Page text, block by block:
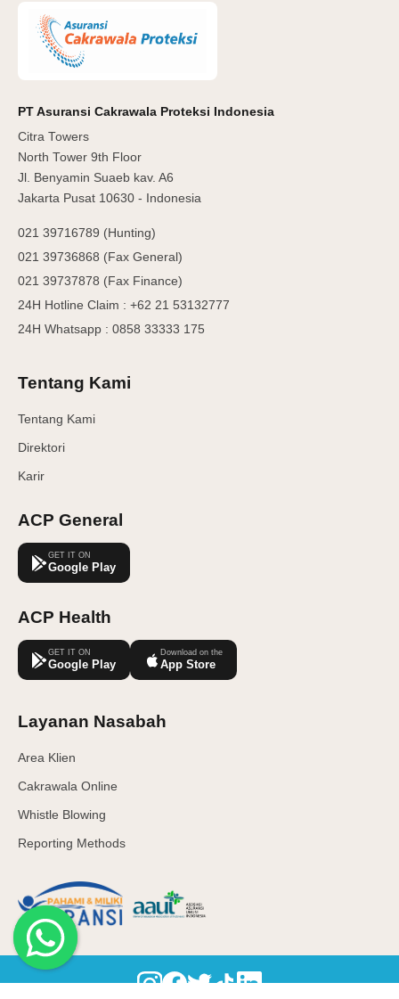
PT Asuransi Cakrawala Proteksi Indonesia
Citra Towers
North Tower 9th Floor
Jl. Benyamin Suaeb kav. A6
Jakarta Pusat 10630 - Indonesia
021 39716789 (Hunting)
021 39736868 (Fax General)
021 39737878 (Fax Finance)
24H Hotline Claim : +62 21 53132777
24H Whatsapp : 0858 33333 175
Tentang Kami
Tentang Kami
Direktori
Karir
ACP General
GET IT ON
Google Play
ACP Health
GET IT ON
Google Play
Download on the
App Store
Layanan Nasabah
Area Klien
Cakrawala Online
Whistle Blowing
Reporting Methods